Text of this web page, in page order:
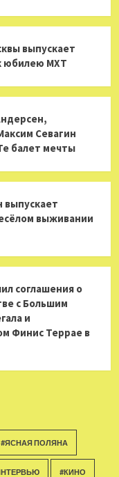
выпускает
юбилею МХТ
Севагин
балет мечты
выпускает
выживании
соглашения о
с Большим
и
Финис Террае в
#ЯСНАЯ ПОЛЯНА
#КИНО